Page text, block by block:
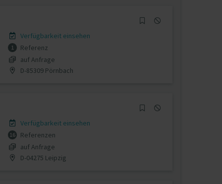
Verfügbarkeit einsehen
1
Referenz
auf Anfrage
D-85309 Pörnbach
Verfügbarkeit einsehen
16
Referenzen
auf Anfrage
D-04275 Leipzig